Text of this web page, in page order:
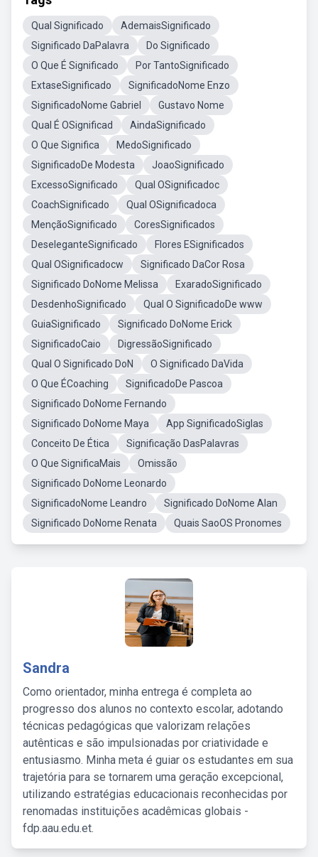
Qual Significado
AdemaisSignificado
Significado DaPalavra
Do Significado
O Que É Significado
Por TantoSignificado
ExtaseSignificado
SignificadoNome Enzo
SignificadoNome Gabriel
Gustavo Nome
Qual É OSignificad
AindaSignificado
O Que Significa
MedoSignificado
SignificadoDe Modesta
JoaoSignificado
ExcessoSignificado
Qual OSignificadoc
CoachSignificado
Qual OSignificadoca
MençãoSignificado
CoresSignificados
DeseleganteSignificado
Flores ESignificados
Qual OSignificadocw
Significado DaCor Rosa
Significado DoNome Melissa
ExaradoSignificado
DesdenhoSignificado
Qual O SignificadoDe www
GuiaSignificado
Significado DoNome Erick
SignificadoCaio
DigressãoSignificado
Qual O Significado DoN
O Significado DaVida
O Que ÉCoaching
SignificadoDe Pascoa
Significado DoNome Fernando
Significado DoNome Maya
App SignificadoSiglas
Conceito De Ética
Significação DasPalavras
O Que SignificaMais
Omissão
Significado DoNome Leonardo
SignificadoNome Leandro
Significado DoNome Alan
Significado DoNome Renata
Quais SaoOS Pronomes
Sandra
Como orientador, minha entrega é completa ao
progresso dos alunos no contexto escolar, adotando
técnicas pedagógicas que valorizam relações
autênticas e são impulsionadas por criatividade e
entusiasmo. Minha meta é guiar os estudantes em sua
trajetória para se tornarem uma geração excepcional,
utilizando estratégias educacionais reconhecidas por
renomadas instituições acadêmicas globais -
fdp.aau.edu.et.